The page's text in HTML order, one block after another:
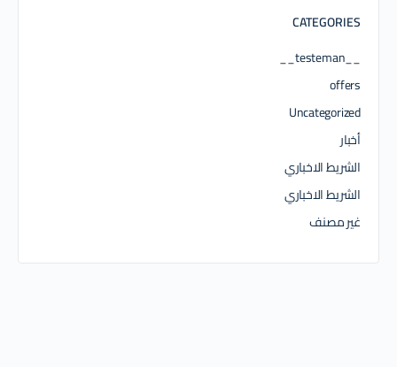
CATEGORIES
__testeman__
offers
Uncategorized
أخبار
الشريط الاخباري
الشريط الاخباري
غير مصنف